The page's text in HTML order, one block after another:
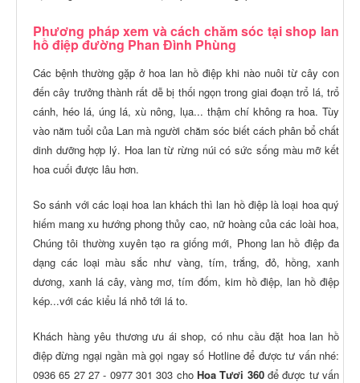
Phương pháp xem và cách chăm sóc tại shop lan
hồ điệp đường Phan Đình Phùng
Các bệnh thường gặp ở hoa lan hồ điệp khi nào nuôi từ cây con
đến cây trưởng thành rất dễ bị thối ngọn trong giai đoạn trổ lá, trổ
cánh, héo lá, úng lá, xù nông, lụa... thậm chí không ra hoa. Tùy
vào năm tuổi của Lan mà người chăm sóc biết cách phân bổ chất
dinh dưỡng hợp lý. Hoa lan từ rừng núi có sức sống màu mỡ kết
hoa cuối được lâu hơn.
So sánh với các loại hoa lan khách thì lan hồ điệp là loại hoa quý
hiếm mang xu hướng phong thủy cao, nữ hoàng của các loài hoa,
Chúng tôi thường xuyên tạo ra giống mới, Phong lan hồ điệp đa
dạng các loại màu sắc như vàng, tím, trắng, đỏ, hồng, xanh
dương, xanh lá cây, vàng mơ, tím đốm, kim hồ điệp, lan hồ điệp
kép...với các kiểu lá nhỏ tới lá to.
Khách hàng yêu thương ưu ái shop, có nhu cầu đặt hoa lan hồ
điệp đừng ngại ngần mà gọi ngay số Hotline để được tư vấn nhé:
0936 65 27 27 - 0977 301 303 cho Hoa Tươi 360để được tư vấn